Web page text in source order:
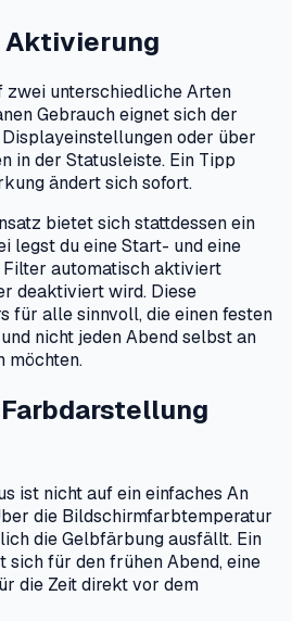
Aktivierung
unterschiedliche Arten
Gebrauch eignet sich der
oder über
in der Statusleiste. Ein Tipp
ändert sich sofort.
bietet sich stattdessen ein
legst du eine Start- und eine
Filter automatisch aktiviert
deaktiviert wird. Diese
für alle sinnvoll, die einen festen
nicht jeden Abend selbst an
möchten.
ist nicht auf ein einfaches An
die Bildschirmfarbtemperatur
die Gelbfärbung ausfällt. Ein
sich für den frühen Abend, eine
die Zeit direkt vor dem